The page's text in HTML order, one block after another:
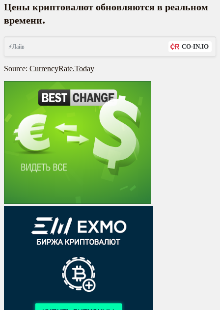
Цены криптовалют обновляются в реальном
времени.
⚡Лайв CO-IN.IO
Source: CurrencyRate.Today